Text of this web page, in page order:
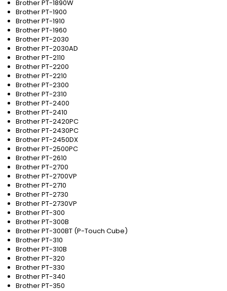
Brother PT-1890W
Brother PT-1900
Brother PT-1910
Brother PT-1960
Brother PT-2030
Brother PT-2030AD
Brother PT-2110
Brother PT-2200
Brother PT-2210
Brother PT-2300
Brother PT-2310
Brother PT-2400
Brother PT-2410
Brother PT-2420PC
Brother PT-2430PC
Brother PT-2450DX
Brother PT-2500PC
Brother PT-2610
Brother PT-2700
Brother PT-2700VP
Brother PT-2710
Brother PT-2730
Brother PT-2730VP
Brother PT-300
Brother PT-300B
Brother PT-300BT (P-Touch Cube)
Brother PT-310
Brother PT-310B
Brother PT-320
Brother PT-330
Brother PT-340
Brother PT-350